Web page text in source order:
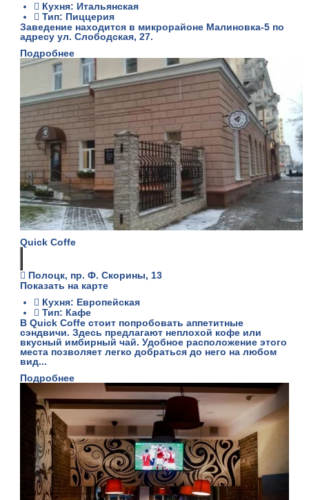
Кухня: Итальянская
Тип: Пиццерия
Заведение находится в микрорайоне Малиновка-5 по
адресу ул. Слободская, 27.
Подробнее
Quick Coffe
Полоцк, пр. Ф. Скорины, 13
Показать на карте
Кухня: Европейская
Тип: Кафе
В Quick Coffe стоит попробовать аппетитные
сэндвичи. Здесь предлагают неплохой кофе или
вкусный имбирный чай. Удобное расположение этого
места позволяет легко добраться до него на любом
вид...
Подробнее